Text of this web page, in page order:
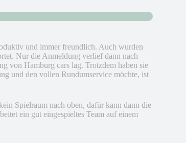
und immer freundlich. Auch wurden
Nur die Anmeldung verlief dann nach
von Hamburg cars lag. Trotzdem haben sie
und den vollen Rundumservice möchte, ist
Spielraum nach oben, dafür kann dann die
ein gut eingespieltes Team auf einem